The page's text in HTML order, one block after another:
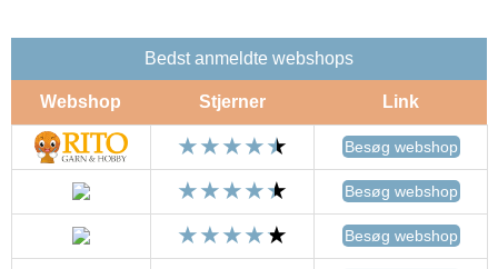
Bedst anmeldte webshops
Webshop Stjerner Link
Besøg webshop
Besøg webshop
Besøg webshop